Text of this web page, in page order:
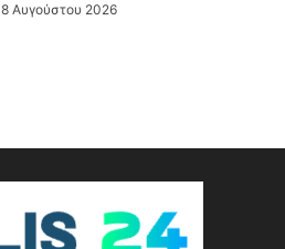
8 Αυγούστου 2026